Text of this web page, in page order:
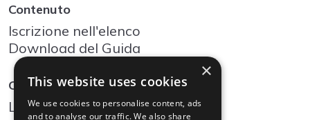
Contenuto
Iscrizione nell'elenco
Download del Guida
Community
Log In
×
This website uses cookies
We use cookies to personalise content, ads
and to analyse our traffic. We also share